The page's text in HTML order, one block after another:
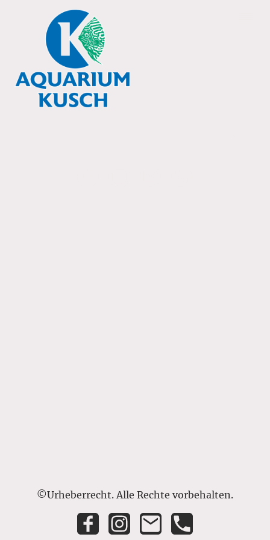
©Urheberrecht. Alle Rechte vorbehalten.